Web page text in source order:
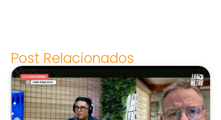
Post Relacionados